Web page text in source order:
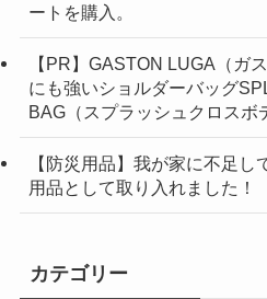
ートを購入。
【PR】GASTON LUGA（ガ
にも強いショルダーバッグ
BAG（スプラッシュクロスボ
【防災用品】我が家に不足し
用品として取り入れました！
カテゴリー